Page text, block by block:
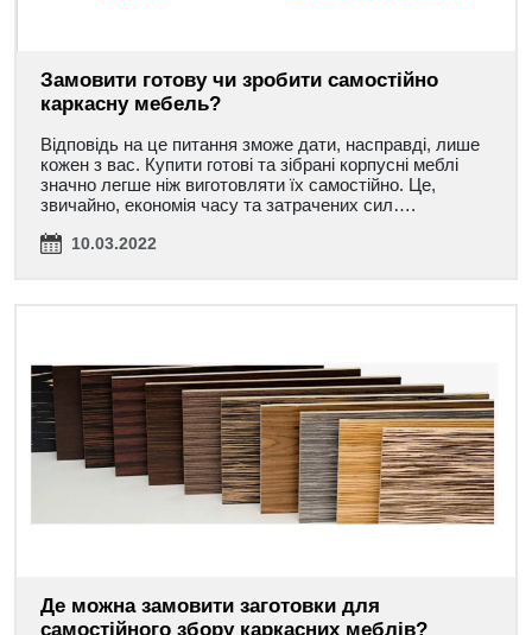
Замовити готову чи зробити самостійно
каркасну мебель?
Відповідь на це питання зможе дати, насправді, лише
кожен з вас. Купити готові та зібрані корпусні меблі
значно легше ніж виготовляти їх самостійно. Це,
звичайно, економія часу та затрачених сил….
10.03.2022
Де можна замовити заготовки для
самостійного збору каркасних меблів?